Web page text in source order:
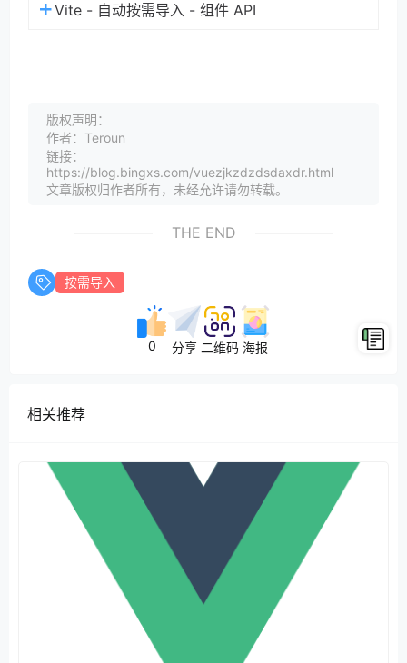
Vite - 自动按需导入 - 组件 API
版权声明：
作者：Teroun
链接：
https://blog.bingxs.com/vuezjkzdzdsdaxdr.html
文章版权归作者所有，未经允许请勿转载。
THE END
按需导入
0 分享 二维码 海报
相关推荐